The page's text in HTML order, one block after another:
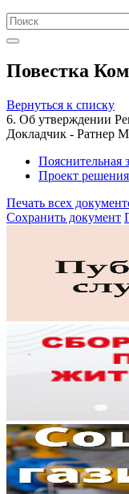
Повестка
Вернуться к списку
6. Об утверждении
Докладчик - Ратнер
Пояснительная
Проект решения
Печать всех
Сохранить документ